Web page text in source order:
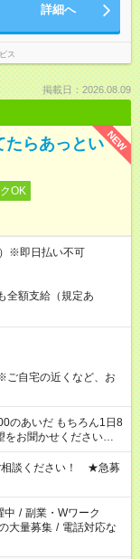
詳細へ
ス
掲載日：2026.08.09
NEW
たらあっとい
OK
※即日払い不可
額支給（規定あ
自宅の近くなど、お
のあいだ もちろん1日8
をお聞かせください！
ルに合わせて お選びい
相談ください！ ★急募
中 / 副業・Wワーク
大量募集 / 電話対応な